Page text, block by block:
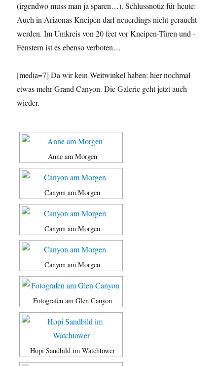
(irgendwo muss man ja sparen…). Schlussnotiz für heute:
Auch in Arizonas Kneipen darf neuerdings nicht geraucht
werden. Im Umkreis von 20 feet vor Kneipen-Türen und -
Fenstern ist es ebenso verboten…
[media=7] Da wir kein Weitwinkel haben: hier nochmal
etwas mehr Grand Canyon. Die Galerie geht jetzt auch
wieder.
Anne am Morgen
Canyon am Morgen
Canyon am Morgen
Canyon am Morgen
Fotografen am Glen Canyon
Hopi Sandbild im Watchtower